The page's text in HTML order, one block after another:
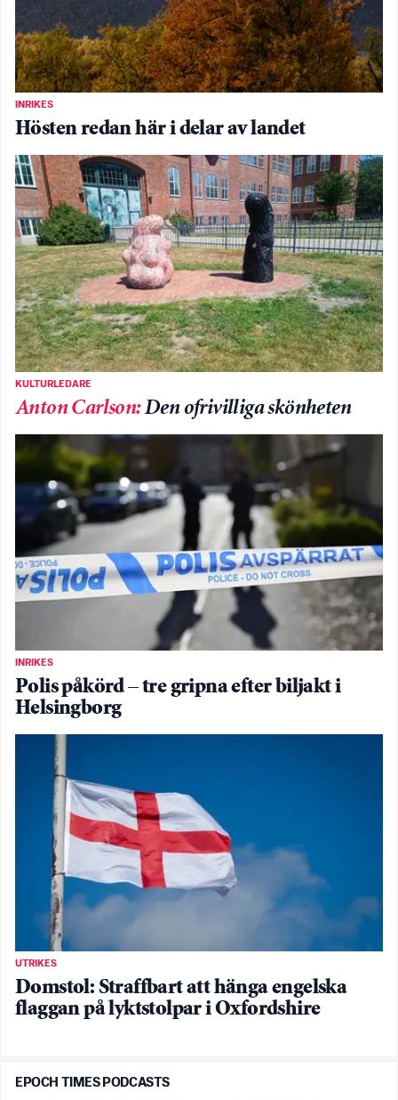
INRIKES
Hösten redan här i delar av landet
KULTURLEDARE
Anton Carlson:Den ofrivilliga skönheten
INRIKES
Polis påkörd – tre gripna efter biljakt i
Helsingborg
UTRIKES
Domstol: Straffbart att hänga engelska
flaggan på lyktstolpar i Oxfordshire
EPOCH TIMES PODCASTS